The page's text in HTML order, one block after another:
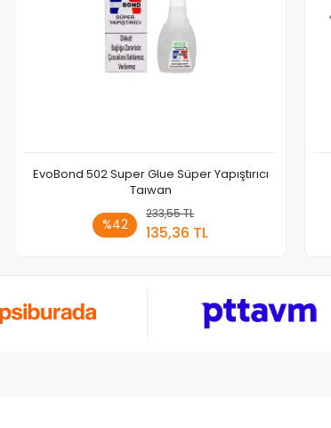
EvoBond 502 Super Glue Süper Yapıştırıcı
Taıwan
%42
233,55 TL
135,36 TL
Sepete Ekle